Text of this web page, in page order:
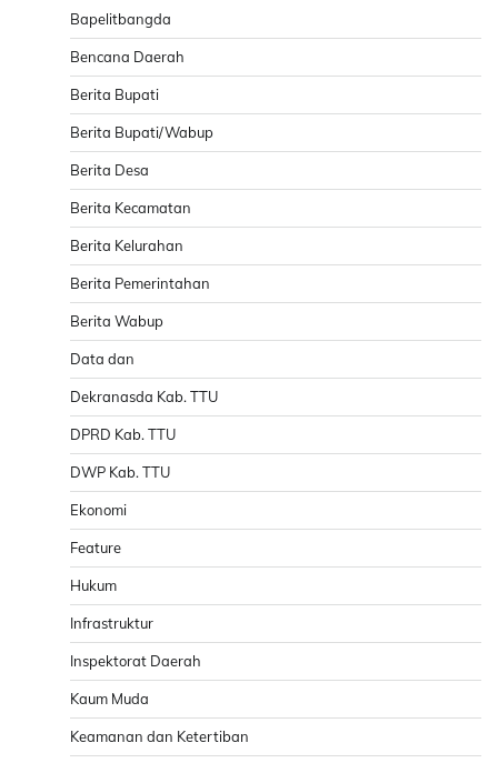
Bapelitbangda
Bencana Daerah
Berita Bupati
Berita Bupati/Wabup
Berita Desa
Berita Kecamatan
Berita Kelurahan
Berita Pemerintahan
Berita Wabup
Data dan
Dekranasda Kab. TTU
DPRD Kab. TTU
DWP Kab. TTU
Ekonomi
Feature
Hukum
Infrastruktur
Inspektorat Daerah
Kaum Muda
Keamanan dan Ketertiban